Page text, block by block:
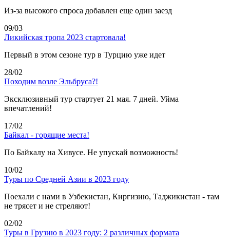
Из-за высокого спроса добавлен еще один заезд
09/03
Ликийская тропа 2023 стартовала!
Первый в этом сезоне тур в Турцию уже идет
28/02
Походим возле Эльбруса?!
Эксклюзивный тур стартует 21 мая. 7 дней. Уйма
впечатлений!
17/02
Байкал - горящие места!
По Байкалу на Хивусе. Не упускай возможность!
10/02
Туры по Средней Азии в 2023 году
Поехали с нами в Узбекистан, Киргизию, Таджикистан - там
не трясет и не стреляют!
02/02
Туры в Грузию в 2023 году: 2 различных формата